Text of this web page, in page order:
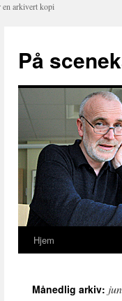
arkivert kopi
På
Hopp
innhold
Hjem
Månedlig arkiv: